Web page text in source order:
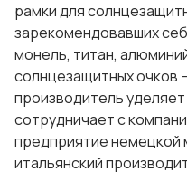
рамки для
зарекомендовавших
монель, титан,
солнцезащитных очков
производитель
сотрудничает с
предприятие немецкой
итальянский